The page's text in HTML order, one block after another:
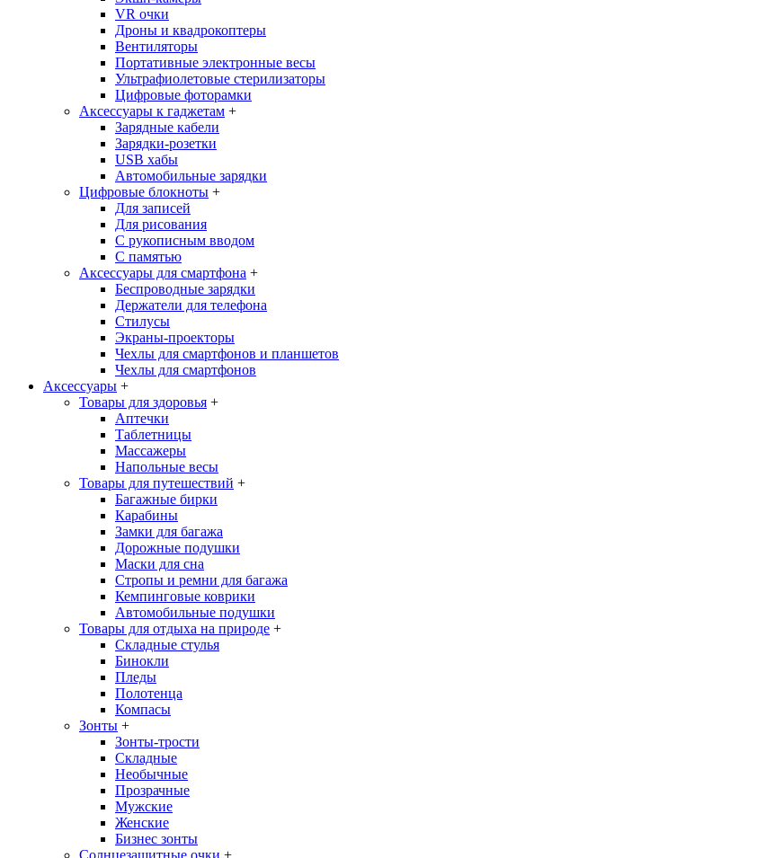
VR очки
Дроны и квадрокоптеры
Вентиляторы
Портативные электронные весы
Ультрафиолетовые стерилизаторы
Цифровые фоторамки
Аксессуары к гаджетам +
Зарядные кабели
Зарядки-розетки
USB хабы
Автомобильные зарядки
Цифровые блокноты +
Для записей
Для рисования
С рукописным вводом
С памятью
Аксессуары для смартфона +
Беспроводные зарядки
Держатели для телефона
Стилусы
Экраны-проекторы
Чехлы для смартфонов и планшетов
Чехлы для смартфонов
Аксессуары +
Товары для здоровья +
Аптечки
Таблетницы
Массажеры
Напольные весы
Товары для путешествий +
Багажные бирки
Карабины
Замки для багажа
Дорожные подушки
Маски для сна
Стропы и ремни для багажа
Кемпинговые коврики
Автомобильные подушки
Товары для отдыха на природе +
Складные стулья
Бинокли
Пледы
Полотенца
Компасы
Зонты +
Зонты-трости
Складные
Необычные
Прозрачные
Мужские
Женские
Бизнес зонты
Солнцезащитные очки +